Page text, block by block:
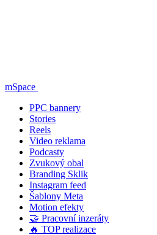
mSpace
PPC bannery
Stories
Reels
Video reklama
Podcasty
Zvukový obal
Branding Sklik
Instagram feed
Šablony Meta
Motion efekty
🤝 Pracovní inzeráty
🔥 TOP realizace